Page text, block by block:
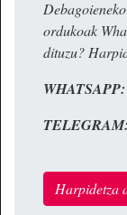
ordukoak
dituzu?
WHATSAPP:
TELEGRAM:
Harpidetza